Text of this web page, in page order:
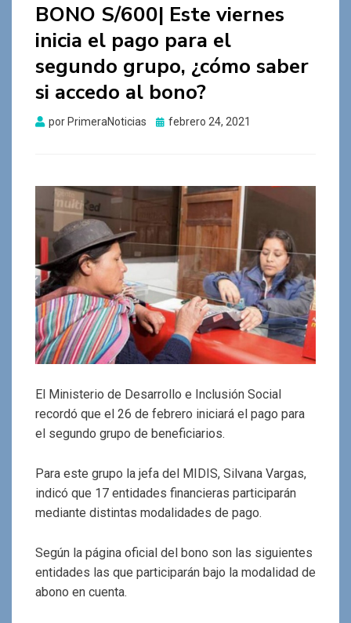
BONO S/600| Este viernes
inicia el pago para el
segundo grupo, ¿cómo saber
si accedo al bono?
por PrimeraNoticias
Publicado
febrero 24, 2021
El Ministerio de Desarrollo e Inclusión Social
recordó que el 26 de febrero iniciará el pago para
el segundo grupo de beneficiarios.
Para este grupo la jefa del MIDIS, Silvana Vargas,
indicó que 17 entidades financieras participarán
mediante distintas modalidades de pago.
Según la página oficial del bono son las siguientes
entidades las que participarán bajo la modalidad de
abono en cuenta.